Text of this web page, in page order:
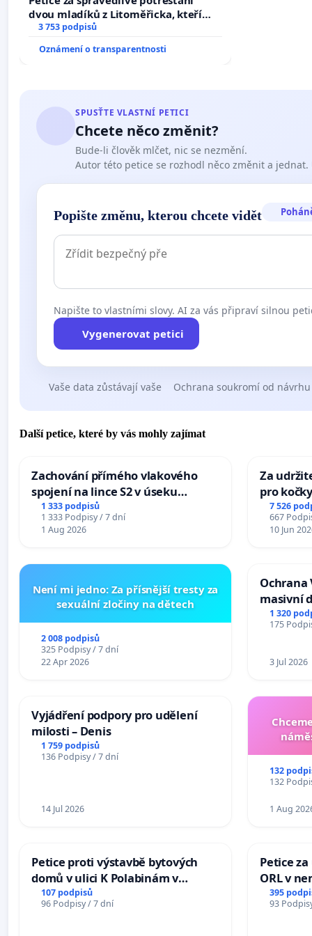
dvou mladíků z Litoměřicka, kteří
dali kočku 😿 do sušičky, zapnuli ji a
3 753 podpisů
Oznámení o transparentnosti
SPUSŤTE VLASTNÍ PETICI
Chcete něco změnit?
Bude-li člověk mlčet, nic se nezmění.
Autor této petice se rozhodl něco změnit a jednat.
Popište změnu, kterou chcete vidět
Napište to vlastními slovy. AI za vás připraví silnou
Vygenerovat petici
Vaše data zůstávají vaše Ochrana soukromí od návrhu
Další petice, které by vás mohly zajímat
Zachování přímého vlakového
spojení na lince S2 v úseku
Ostrava – Bohumín – Karviná –
Mosty u Jablunkova
1 333 podpisů
1 333 Podpisy / 7 dní
1 Aug 2026
Za
pro
7 526
667
10 Jun
Není mi jedno: Za přísnější tresty za
sexuální zločiny na dětech
2 008 podpisů
325 Podpisy / 7 dní
22 Apr 2026
Ochrana
masivní
1 320
175
3 Jul 2026
Vyjádření podpory pro udělení
milosti – Denis
1 759 podpisů
136 Podpisy / 7 dní
14 Jul 2026
132
132
1 Aug
Petice proti výstavbě bytových
domů v ulici K Polabinám v
Pardubicích
107 podpisů
96 Podpisy / 7 dní
Petice
ORL v
Hradec
395
93